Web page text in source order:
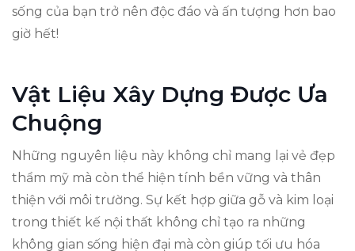
sống của bạn trở nên độc đáo và ấn tượng hơn bao
giờ hết!
Vật Liệu Xây Dựng Được Ưa
Chuộng
Những nguyên liệu này không chỉ mang lại vẻ đẹp
thẩm mỹ mà còn thể hiện tính bền vững và thân
thiện với môi trường. Sự kết hợp giữa gỗ và kim loại
trong thiết kế nội thất không chỉ tạo ra những
không gian sống hiện đại mà còn giúp tối ưu hóa